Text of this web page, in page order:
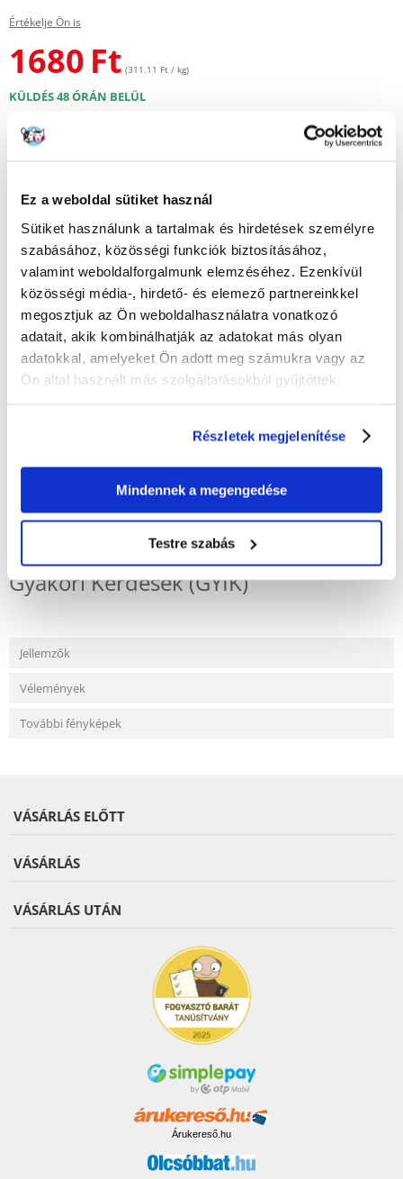
Ez a weboldal sütiket használ
Sütiket használunk a tartalmak és hirdetések személyre
szabásához, közösségi funkciók biztosításához,
valamint weboldalforgalmunk elemzéséhez. Ezenkívül
közösségi média-, hirdető- és elemező partnereinkkel
megosztjuk az Ön weboldalhasználatra vonatkozó
adatait, akik kombinálhatják az adatokat más olyan
adatokkal, amelyeket Ön adott meg számukra vagy az
Ön által használt más szolgáltatásokból gyűjtöttek.
Részletek megjelenítése
Mindennek a megengedése
Testre szabás
Értékelje Ön is
1680 Ft (311.11 Ft / kg)
KÜLDÉS 48 ÓRÁN BELÜL
Képek ügyfeleinkről
Leírás
A VITAPOL® ánizsillatú homok madaraknak arra szolgál, hogy
megfelelően tisztán tartsa kedvence ketrecét. Összetételét finomra
őrölt kagylókkal dúsítják, amelyek a szervezet megfelelő működéséhez
szükséges mikro- és makroelemek forrása.
Összetétel:homok, zúzott osztrigahéj 1%.
Adalékanyagok: érzékszervi adalékanyagok: ánizs ízesítésű.
KÉRDEZZ TŐLÜNK!
Gyakori Kérdések (GYIK)
Jellemzők
Vélemények
További fényképek
VÁSÁRLÁS ELŐTT
VÁSÁRLÁS
VÁSÁRLÁS UTÁN
Árukereső.hu